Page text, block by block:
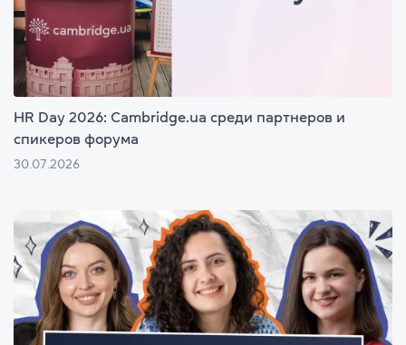
HR Day 2026: Cambridge.ua среди партнеров и
спикеров форума
30.07.2026